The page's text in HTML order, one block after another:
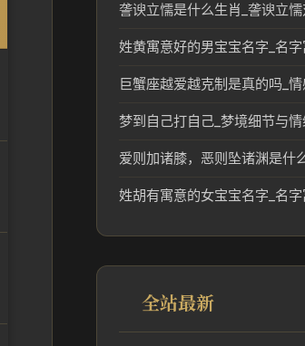
巨蟹座越爱越克制是真的吗_
梦到自己打自己_梦境细节与
全站最新